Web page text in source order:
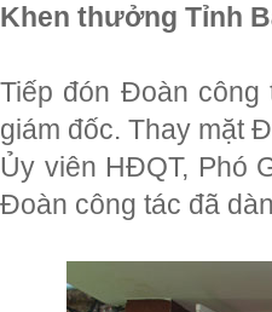
Khen thưởng Tỉnh
Tiếp đón Đoàn
giám đốc. Thay mặt
Ủy viên HĐQT, Phó
Đoàn công tác đã